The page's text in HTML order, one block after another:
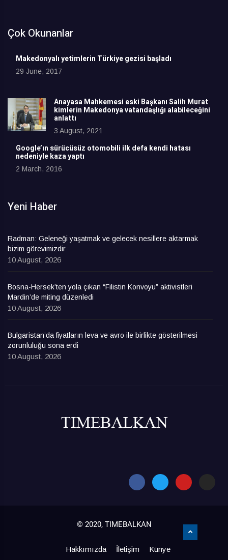
Çok Okunanlar
Makedonyalı yetimlerin Türkiye gezisi başladı
29 June, 2017
Anayasa Mahkemesi eski Başkanı Salih Murat
kimlerin Makedonya vatandaşlığı alabileceğini
anlattı
3 August, 2021
Google’ın sürücüsüz otomobili ilk defa kendi hatası
nedeniyle kaza yaptı
2 March, 2016
Yeni Haber
Radman: Geleneği yaşatmak ve gelecek nesillere aktarmak
bizim görevimizdir
10 August, 2026
Bosna-Hersek’ten yola çıkan “Filistin Konvoyu” aktivistleri
Mardin’de miting düzenledi
10 August, 2026
Bulgaristan’da fiyatların leva ve avro ile birlikte gösterilmesi
zorunluluğu sona erdi
10 August, 2026
© 2020, TIMEBALKAN
Hakkımızda İletişim Künye